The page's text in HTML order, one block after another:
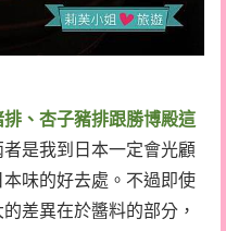
、杏子豬排跟勝博殿這
者是我到日本一定會光顧
味的好去處。不過即使
差異在於醬料的部分，